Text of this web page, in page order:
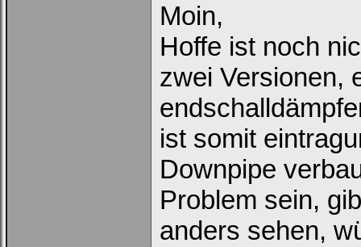
Moin,
Hoffe ist noch
zwei Versionen,
ist somit
Downpipe
Problem sein,
anders sehen,